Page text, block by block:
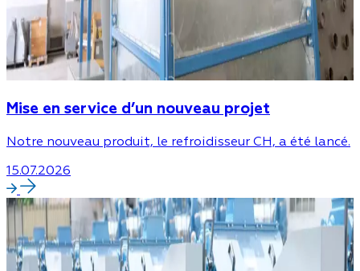
Mise en service d’un nouveau projet
Notre nouveau produit, le refroidisseur CH, a été lancé.
15.07.2026